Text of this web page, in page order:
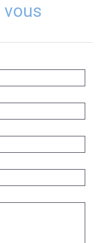
vous